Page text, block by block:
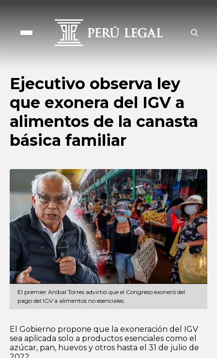
Ejecutivo observa ley
que exonera del IGV a
alimentos de la canasta
básica familiar
El premier Aníbal Torres advirtió que el Congreso exoneró del
pago del IGV a alimentos no esenciales.
El Gobierno propone que la exoneración del IGV
sea aplicada solo a productos esenciales como el
azúcar, pan, huevos y otros hasta el 31 de julio de